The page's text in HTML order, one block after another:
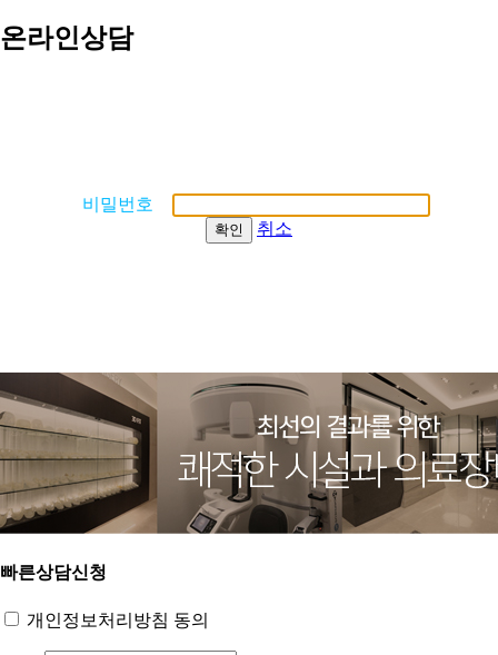
온라인상담
비밀번호
확인 취소
빠른상담신청
개인정보처리방침 동의